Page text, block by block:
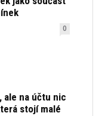
0
ale na účtu nic
stojí malé